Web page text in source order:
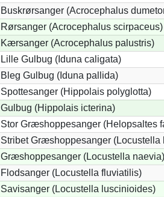
Buskrørsanger (Acrocephalus
Rørsanger (Acrocephalus scirpaceus)
Kærsanger (Acrocephalus palustris)
Lille Gulbug (Iduna caligata)
Bleg Gulbug (Iduna pallida)
Spottesanger (Hippolais polyglotta)
Gulbug (Hippolais icterina)
Stor Græshoppesanger (Helopsaltes
Stribet Græshoppesanger (Locustella
Græshoppesanger (Locustella naevia)
Flodsanger (Locustella fluviatilis)
Savisanger (Locustella luscinioides)